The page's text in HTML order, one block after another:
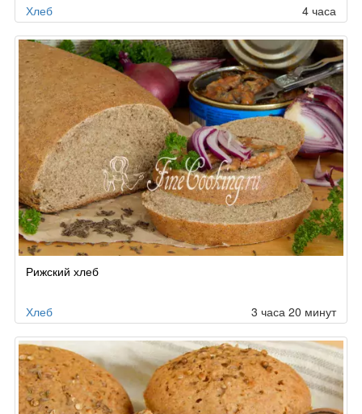
Хлеб 4 часа
Рижский хлеб
Хлеб 3 часа 20 минут